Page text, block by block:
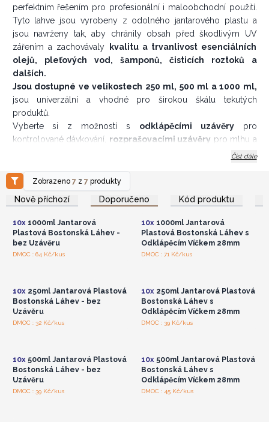
perfektním řešením pro profesionální i maloobchodní použití.
Tyto lahve jsou vyrobeny z odolného jantarového plastu a
jsou navrženy tak, aby chránily obsah před škodlivým UV
zářením a zachovávaly
kvalitu a trvanlivost esenciálních
olejů, pleťových vod, šamponů, čisticích roztoků a
dalších.
Jsou dostupné ve velikostech 250 ml, 500 ml a 1000 ml,
jsou univerzální a vhodné pro širokou škálu tekutých
produktů.
Vyberte si z možností s odklápěcími uzávěrypro
kontrolované dávkování, rozprašovacími uzávěry pro mlhu a
spreje nebo bez uzávěrů pro úplné přizpůsobení. Díky
standardních uzávěrů a pumpiček, což zvyšuje jejich pohodlí a
flexibilitu. Jejich elegantní jantarový povrch dodává
profesionální vzhled, díky čemuž jsou ideální pro salony,
lázně, kosmetické značky a produkty domácí péče.
✅ Chrání před UV zářením
✅ Odolné, lehké a opakovaně použitelné
✅ K dispozici s různými možnostmi uzávěrů
praktický vzhled!
Číst dále
Zobrazeno7 z7 produkty
Nově příchozí Doporučeno Kód produktu
Přihlaste se nebo se
zaregistrujte pro
velkoobchodní ceny
10x1000ml Jantarová
Plastová Bostonská Láhev -
bez Uzávěru
DMOC : 64 Kč/kus
zaregistrujte pro
velkoobchodní ceny
10x1000ml Jantarová
Plastová Bostonská Láhev s
Odklápěcím Víčkem 28mm
DMOC : 71 Kč/kus
Přihlaste se nebo se
10x250ml Jantarová Plastová
Bostonská Láhev - bez
Uzávěru
DMOC : 32 Kč/kus
Přihlaste se nebo se
10x250ml Jantarová Plastová
Bostonská Láhev s
Odklápěcím Víčkem 28mm
DMOC : 39 Kč/kus
Přihlaste se nebo se
10x500ml Jantarová Plastová
Bostonská Láhev - bez
Uzávěru
DMOC : 39 Kč/kus
Přihlaste se nebo se
10x500ml Jantarová Plastová
Bostonská Láhev s
Odklápěcím Víčkem 28mm
DMOC : 45 Kč/kus
Přihlaste se nebo se